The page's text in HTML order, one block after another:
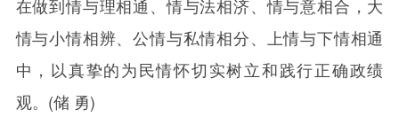
在做到情与理相通、情与法相济、情与意相合，大
情与小情相辨、公情与私情相分、上情与下情相通
中，以真挚的为民情怀切实树立和践行正确政绩
观。(储 勇)